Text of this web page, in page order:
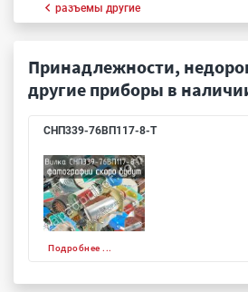
разъемы другие
Принадлежности,
другие приборы в
СНП339-76ВП117-8-Т
Подробнее ...